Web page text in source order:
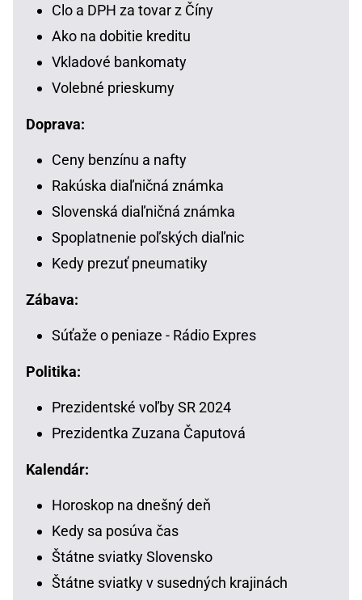
Clo a DPH za tovar z Číny
Ako na dobitie kreditu
Vkladové bankomaty
Volebné prieskumy
Doprava:
Ceny benzínu a nafty
Rakúska diaľničná známka
Slovenská diaľničná známka
Spoplatnenie poľských diaľnic
Kedy prezuť pneumatiky
Zábava:
Súťaže o peniaze - Rádio Expres
Politika:
Prezidentské voľby SR 2024
Prezidentka Zuzana Čaputová
Kalendár:
Horoskop na dnešný deň
Kedy sa posúva čas
Štátne sviatky Slovensko
Štátne sviatky v susedných krajinách